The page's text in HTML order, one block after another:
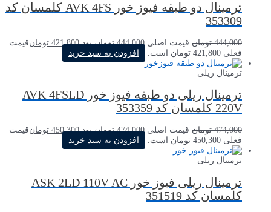
ترمینال دو طبقه فیوز خور AVK 4FS کلمسان کد
353309
444,000 تومان قیمت اصلی 444,000 تومان بود. 421,800 تومانقیمت
فعلی 421,800 تومان است.
افزودن به سبد خرید
ترمینال ریلی
ترمینال ریلی دو طبقه فیوز خور AVK 4FSLD
220V کلمسان کد 353359
474,000 تومان قیمت اصلی 474,000 تومان بود. 450,300 تومانقیمت
فعلی 450,300 تومان است.
افزودن به سبد خرید
ترمینال ریلی
ترمینال ریلی فیوز خور ASK 2LD 110V AC
کلمسان کد 351519